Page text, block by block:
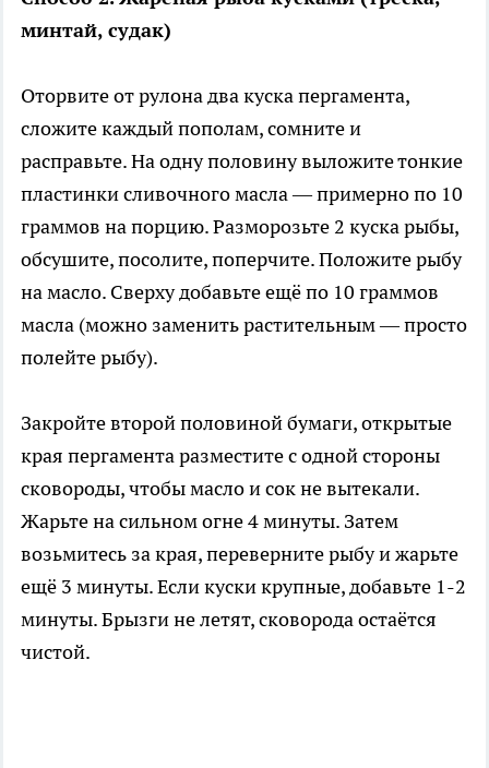
минтай, судак)
Оторвите от рулона два куска пергамента,
сложите каждый пополам, сомните и
расправьте. На одну половину выложите тонкие
пластинки сливочного масла — примерно по 10
граммов на порцию. Разморозьте 2 куска рыбы,
обсушите, посолите, поперчите. Положите рыбу
на масло. Сверху добавьте ещё по 10 граммов
масла (можно заменить растительным — просто
полейте рыбу).
Закройте второй половиной бумаги, открытые
края пергамента разместите с одной стороны
сковороды, чтобы масло и сок не вытекали.
Жарьте на сильном огне 4 минуты. Затем
возьмитесь за края, переверните рыбу и жарьте
ещё 3 минуты. Если куски крупные, добавьте 1-2
минуты. Брызги не летят, сковорода остаётся
чистой.